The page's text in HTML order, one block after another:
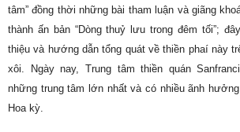
tâm” đồng thời những bài tham luận và giãng
thành ấn bản “Dòng thuỷ lưu trong đêm tối”;
thiệu và hướng dẫn tổng quát về thiền phaí này
xôi. Ngày nay, Trung tâm thiền quán
những trung tâm lớn nhất và có nhiều ãnh
Hoa kỳ.